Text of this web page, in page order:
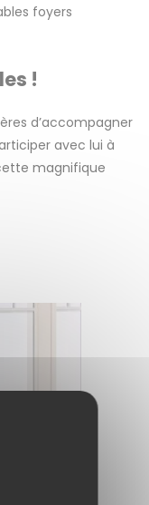
foyers
!
d’accompagner
avec lui à
magnifique